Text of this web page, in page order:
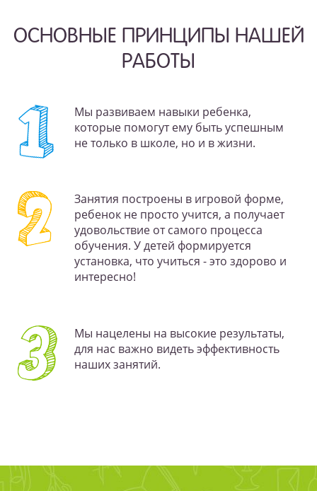
ОСНОВНЫЕ ПРИНЦИПЫ НАШЕЙ
РАБОТЫ
Мы развиваем навыки ребенка,
которые помогут ему быть успешным
не только в школе, но и в жизни.
Занятия построены в игровой форме,
ребенок не просто учится, а получает
удовольствие от самого процесса
обучения. У детей формируется
установка, что учиться - это здорово и
интересно!
Мы нацелены на высокие результаты,
для нас важно видеть эффективность
наших занятий.